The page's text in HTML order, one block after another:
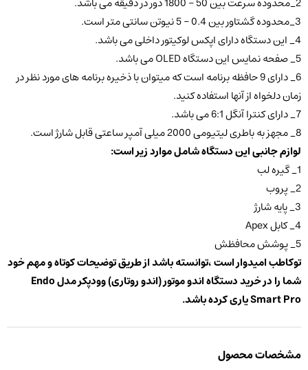
3_محدوده گشتاور بین 0.4 – 5 نیوتن سانتی متر است.
4_ این دستگاه دارای اپکس لوکیتور داخلی می باشد.
5_ صفحه نمایس این دستگاه OLED می باشد.
6_ دارای 9 حافظه برنامه است که میتوان با ذخیره برنامه های مورد نظر در
زمان دلخواه از آنها استفاده کنید.
7_ دارای کنترا آنگل 6:1 می باشد.
8_ مجهز به باطری لیتیومی 2000 میلی آمپر ساعتی قابل شارژ است.
لوازم جانبی این دستگاه شامل موارد زیر است:
1_ گیره لب
2_ پروب
3_ پایه شارژ
4_ کابل Apex
5_ پوشش محافظش
توکاطب امیدوار است ،توانسته باشد از طریق توضیحات کوتاه و مهم خود
شما را در خرید دستگاه اندو موتور (اندو روتاری) وودپکر مدلEndo
Smart Pro یاری کرده باشد
.
مشخصات محصول